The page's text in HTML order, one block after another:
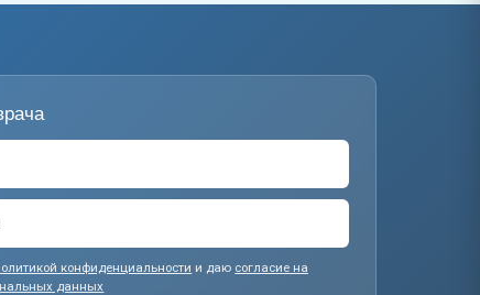
конфиденциальности и даю согласие на
данных